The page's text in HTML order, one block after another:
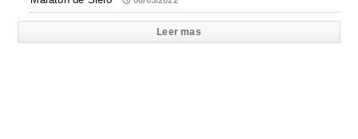
Leer mas